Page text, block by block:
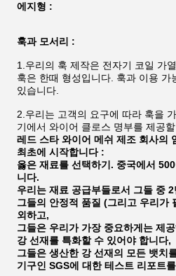
에지형 :
훅과 모서리 :
1.우리의 훅 제작은 전자기 코일 가
훅은 한때 형성입니다. 훅과 이용 가
있습니다.
2.우리는 고객의 요구에 따라 훅을
기에서 와이어 클로스 명부를 제공
레드 스타 와이어 메쉬 제조 회사의
최초에 시작합니다 :
옳은 재료를 선택하기. 중국에서
니다.
우리는 재료 공급부들로서 그들 중
그들의 안정적 품질 (그리고 우리가
외하고,
그들은 우리가 가장 중요하게는 제
강 선재를 특화할 수 있어야 합니다,
그들은 생산한 강 선재의 모든 뱃치
기구인 SGS에 대한 테스트 리포트